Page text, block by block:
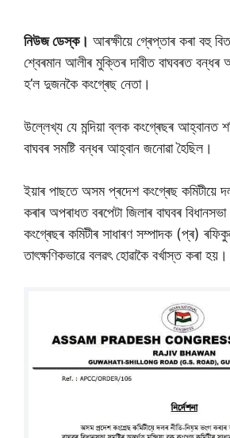
নিউজ ডেস্ক। আৰক্ষীয়ে গ্ৰেপ্তাৰ কৰা বহু
শ্বেৰমান আলীৰ মুক্তিৰ দাবীত বাঘবৰত বন্ধৰ
হ’ল দুজনকৈ কংগ্ৰেছ নেতা।
উল্লেখ্য যে মন্দিয়া ব্লক কংগ্ৰেছৰ আহ্বানত
বাঘবৰ সমষ্টি বন্ধৰ আহ্বান জনোৱা হৈছিল।
ইয়াৰ পাছতে অসম প্ৰদেশ কংগ্ৰেছ কমিটীয়ে
কৰাৰ অপৰাধত বৰপেটা জিলাৰ বাঘবৰ বিধানসভা
কংগ্ৰেছৰ কমিটীৰ সাধাৰণ সম্পাদক (প্ৰ)
তাৎক্ষণিকভাৱে বলৱৎ হোৱাকৈ বৰ্খাস্ত কৰা হয়।